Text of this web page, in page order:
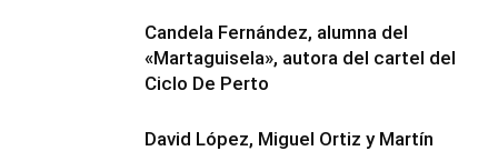
Candela Fernández, alumna del
«Martaguisela», autora del cartel del
Ciclo De Perto
David López, Miguel Ortiz y Martín